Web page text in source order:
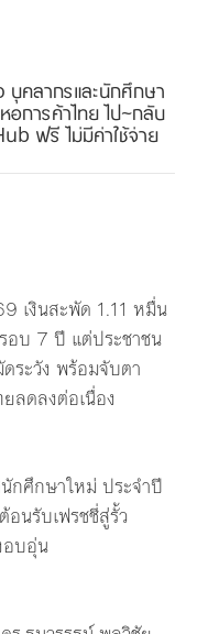
บุคลากรและนักศึกษา
การค้าไทย ไป~กลับ
ฟรี ไม่มีค่าใช้จ่าย
เงินสะพัด 1.11 หมื่น
อบ 7 ปี แต่ประชาชน
ระวัง พร้อมจับตา
ลดลงต่อเนื่อง
กศึกษาใหม่ ประจำปี
นรับเฟรชชี่สู่รั้ว
อบอุ่น